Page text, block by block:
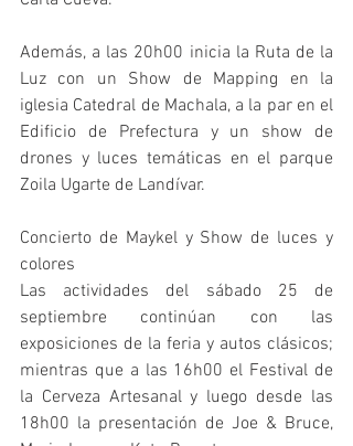
Además, a las 20h00 inicia la Ruta de la
Luz con un Show de Mapping en la
iglesia Catedral de Machala, a la par en el
Edificio de Prefectura y un show de
drones y luces temáticas en el parque
Zoila Ugarte de Landívar.
Concierto de Maykel y Show de luces y
colores
Las actividades del sábado 25 de
septiembre continúan con las
exposiciones de la feria y autos clásicos;
mientras que a las 16h00 el Festival de
la Cerveza Artesanal y luego desde las
18h00 la presentación de Joe & Bruce,